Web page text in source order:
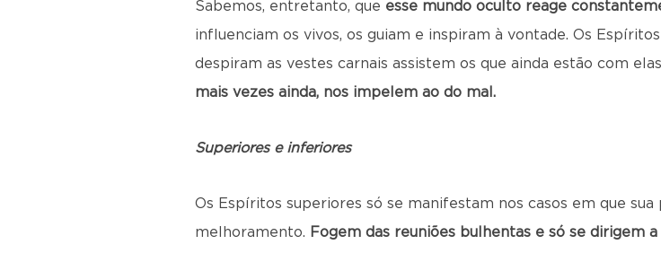
Sabemos, entretanto, que esse mundo oculto reage
influenciam os vivos, os guiam e inspiram à vontade. Os
despiram as vestes carnais assistem os que ainda estão com
mais vezes ainda, nos impelem ao do mal.
Superiores e inferiores
Os Espíritos superiores só se manifestam nos casos em que
melhoramento. Fogem das reuniões bulhentas e só se dirigem